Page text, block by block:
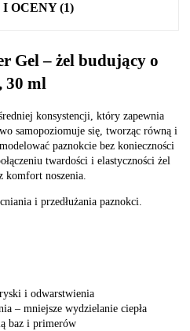
OCENY (1)
Gel – żel budujący o
30 ml
konsystencji, który zapewnia
samopoziomuje się, tworząc równą i
paznokcie bez konieczności
twardości i elastyczności żel
komfort noszenia.
i przedłużania paznokci.
i odwarstwienia
– mniejsze wydzielanie ciepła
baz i primerów